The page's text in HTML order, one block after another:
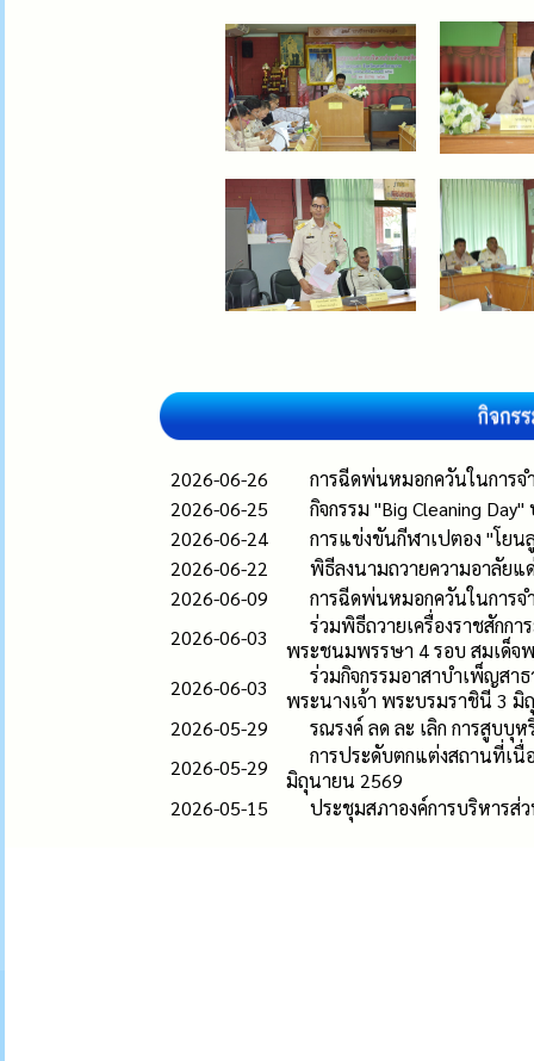
2026-06-26
การฉีดพ่นหมอกควันในการจ
2026-06-25
กิจกรรม "Big Cleaning
2026-06-24
การแข่งขันกีฬาเปตอง "โย
2026-06-22
พิธีลงนามถวายความอาลัยแ
2026-06-09
การฉีดพ่นหมอกควันในการจ
2026-06-03
ร่วมพิธีถวายเครื่องราชสักก
พระชนมพรรษา 4 รอบ สมเด็จ
2026-06-03
ร่วมกิจกรรมอาสาบำเพ็ญสา
พระนางเจ้า พระบรมราชินี 3 มิ
2026-05-29
รณรงค์ ลด ละ เลิก การสูบบุ
2026-05-29
การประดับตกแต่งสถานที่เนื่
มิถุนายน 2569
2026-05-15
ประชุมสภาองค์การบริหาร